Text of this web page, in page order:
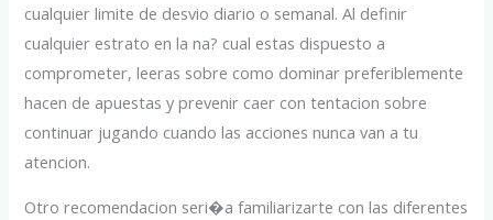
cualquier limite de desvio diario o semanal. Al definir
cualquier estrato en la na? cual estas dispuesto a
comprometer, leeras sobre como dominar preferiblemente
hacen de apuestas y prevenir caer con tentacion sobre
continuar jugando cuando las acciones nunca van a tu
atencion.
Otro recomendacion seri�a familiarizarte con las diferentes